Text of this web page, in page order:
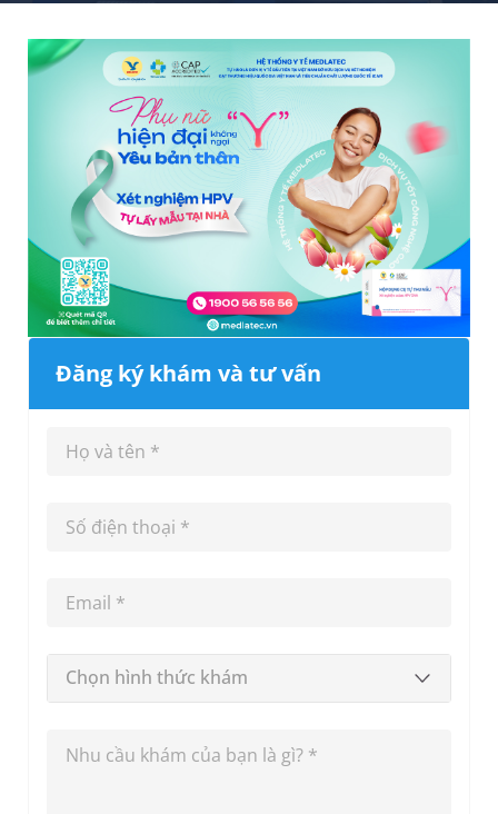
Đăng ký khám và tư vấn
Chọn hình thức khám